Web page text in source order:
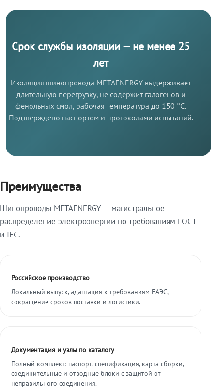
Срок службы изоляции — не менее 25
лет
Изоляция шинопровода METAENERGY выдерживает
длительную перегрузку, не содержит галогенов и
фенольных смол, рабочая температура до 150 °C.
Подтверждено паспортом и протоколами испытаний.
Преимущества
Шинопроводы METAENERGY — магистральное
распределение электроэнергии по требованиям ГОСТ
и IEC.
Российское производство
Локальный выпуск, адаптация к требованиям ЕАЭС,
сокращение сроков поставки и логистики.
Документация и узлы по каталогу
Полный комплект: паспорт, спецификация, карта сборки,
соединительные и отводные блоки с защитой от
неправильного соединения.